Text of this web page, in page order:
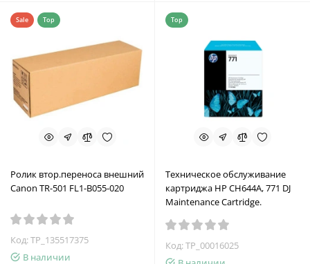
Sale Top
Ролик втор.переноса внешний
Canon TR-501 FL1-B055-020
Код: TP_135517375
В наличии
Top
Техническое обслуживание
картриджа HP CH644A, 771 DJ
Maintenance Cartridge.
Код: TP_00016025